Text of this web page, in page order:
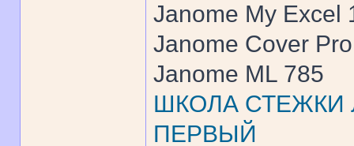
Janome My Excel
Janome Cover
Janome ML 785
ШКОЛА СТЕЖКИ
ПЕРВЫЙ